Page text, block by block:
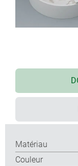
Matériau
Couleur